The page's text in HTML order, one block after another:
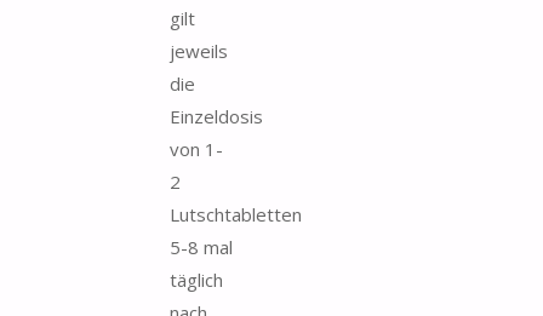
gilt
jeweils
die
Einzeldosis
von 1-
2
Lutschtabletten
5-8 mal
täglich